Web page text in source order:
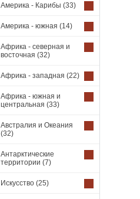
Америка - Карибы (33)
Америка - южная (14)
Африка - северная и
восточная (32)
Африка - западная (22)
Африка - южная и
центральная (33)
Австралия и Океания
(32)
Антарктические
территории (7)
Искусство (25)